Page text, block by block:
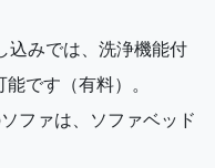
込みでは、洗浄機能付
です（有料）。
ファは、ソファベッド